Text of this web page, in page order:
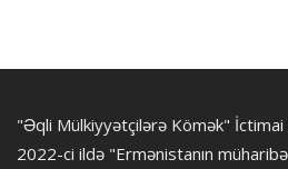
"Əqli Mülkiyyətçilərə Kömək"
2022-ci ildə "Ermənistanın